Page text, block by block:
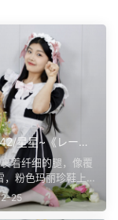
星星~《レース
里的粉色心跳。
，粉色玛丽珍鞋上的
25